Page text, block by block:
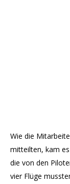
Wie die
mitteilten, kam
die von den
vier Flüge